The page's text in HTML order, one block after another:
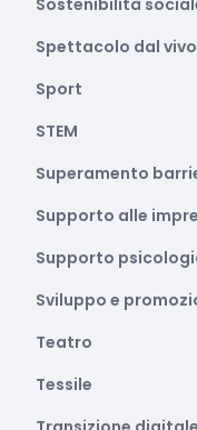
Sostenibilità
Spettacolo dal vivo
Sport
STEM
Superamento
Supporto alle
Supporto
Sviluppo e
Teatro
Tessile